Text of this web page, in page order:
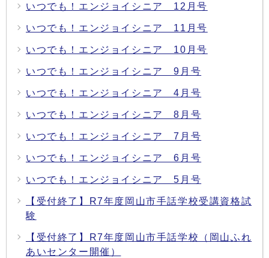
いつでも！エンジョイシニア 12月号
いつでも！エンジョイシニア 11月号
いつでも！エンジョイシニア 10月号
いつでも！エンジョイシニア 9月号
いつでも！エンジョイシニア 4月号
いつでも！エンジョイシニア 8月号
いつでも！エンジョイシニア 7月号
いつでも！エンジョイシニア 6月号
いつでも！エンジョイシニア 5月号
【受付終了】R7年度岡山市手話学校受講資格試
験
【受付終了】R7年度岡山市手話学校（岡山ふれ
あいセンター開催）